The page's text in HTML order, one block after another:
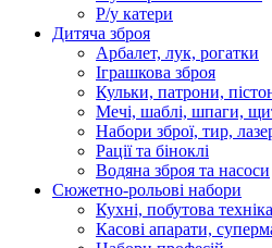
Р/у катери
Дитяча зброя
Арбалет, лук, рогатки
Іграшкова зброя
Кульки, патрони,
Мечі, шаблі, шпаги,
Набори зброї, тир,
Рації та біноклі
Водяна зброя та насоси
Сюжетно-рольові набори
Кухні, побутова техніка
Касові апарати,